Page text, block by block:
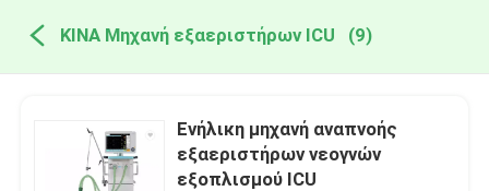
ΚΙΝΑ Μηχανή εξαεριστήρων ICU (9)
Ενήλικη μηχανή αναπνοής
εξαεριστήρων νεογνών
εξοπλισμού ICU